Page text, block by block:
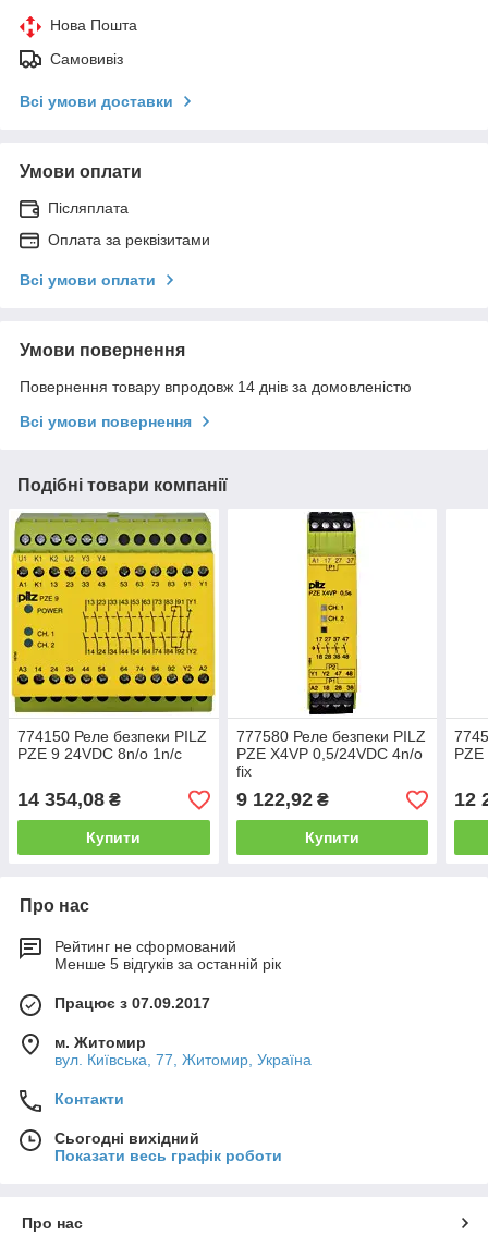
Нова Пошта
Самовивіз
Всі умови доставки
Умови оплати
Післяплата
Оплата за реквізитами
Всі умови оплати
Умови повернення
Повернення товару впродовж 14 днів за домовленістю
Всі умови повернення
Подібні товари компанії
774150 Реле безпеки PILZ
PZE 9 24VDC 8n/o 1n/c
14 354,08 ₴
Купити
777580 Реле безпеки PILZ
PZE X4VP 0,5/24VDC 4n/o
fix
9 122,92₴
Купити
12
Про нас
Рейтинг не сформований
Менше 5 відгуків за останній рік
Працює з 07.09.2017
м. Житомир
вул. Київська, 77, Житомир, Україна
Контакти
Сьогодні вихідний
Показати весь графік роботи
Про нас